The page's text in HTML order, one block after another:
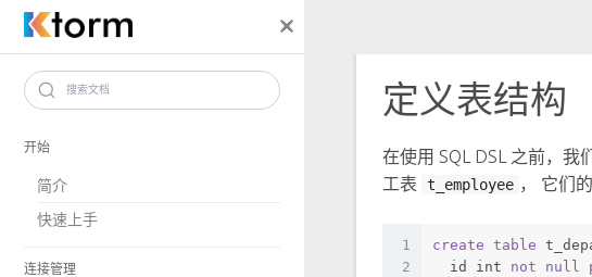
搜索文档
开始
简介
快速上手
连接管理
定义表结构
在使用 SQL DSL 之前，
工表
t_employee ， 它们
1
2
create table
  id
int not null